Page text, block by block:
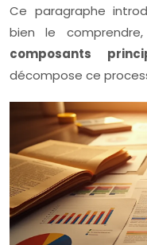
Ce paragraphe
bien le
composants
décompose ce